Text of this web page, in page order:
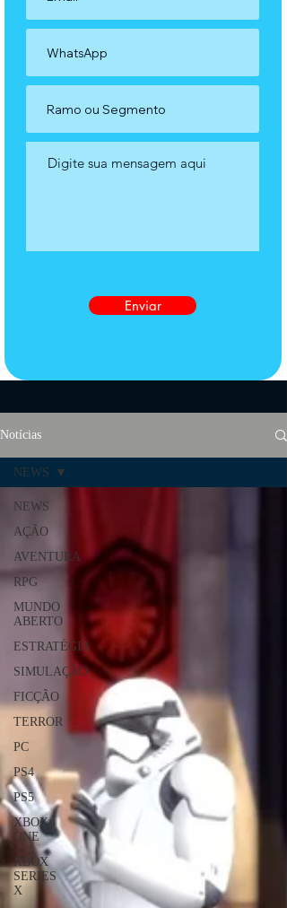
Enviar
Notícias
NEWS
AÇÃO
AVENTURA
RPG
MUNDO
ABERTO
ESTRATÉGIA
SIMULAÇÃO
FICÇÃO
TERROR
PC
PS4
PS5
XBOX
ONE
XBOX
SERIES
X
NEWS